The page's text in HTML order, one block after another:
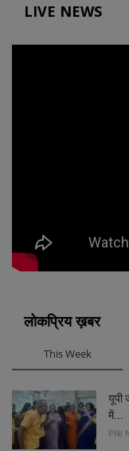
LIVE NEWS
लोकप्रिय ख़बर
This Week
यूपी
में...
PNI